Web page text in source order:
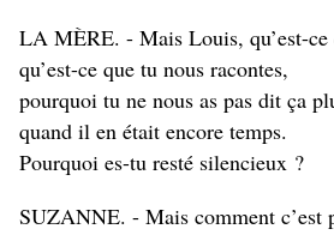
LA MÈRE. - Mais Louis, qu’est-ce
qu’est-ce que tu nous racontes,
pourquoi tu ne nous as pas dit ça
quand il en était encore temps.
Pourquoi es-tu resté silencieux ?
SUZANNE. - Mais comment c’est